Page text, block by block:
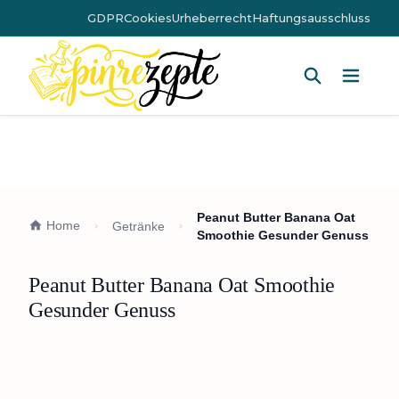
GDPRCookiesUrheberrechtHaftungsausschluss
Home Getränke
Peanut Butter Banana Oat
Smoothie Gesunder Genuss
Peanut Butter Banana Oat Smoothie
Gesunder Genuss